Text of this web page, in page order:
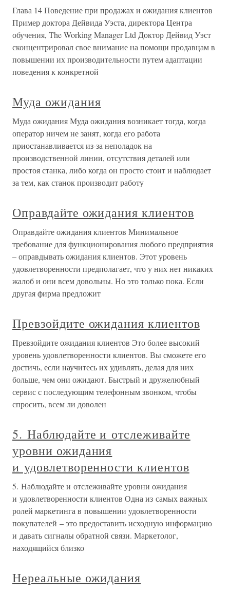
Глава 14 Поведение при продажах и ожидания клиентов
Пример доктора Дейвида Уэста, директора Центра
обучения, The Working Manager Ltd Доктор Дейвид Уэст
сконцентрировал свое внимание на помощи продавцам в
повышении их производительности путем адаптации
поведения к конкретной
Муда ожидания
Муда ожидания Муда ожидания возникает тогда, когда
оператор ничем не занят, когда его работа
приостанавливается из-за неполадок на
производственной линии, отсутствия деталей или
простоя станка, либо когда он просто стоит и наблюдает
за тем, как станок производит работу
Оправдайте ожидания клиентов
Оправдайте ожидания клиентов Минимальное
требование для функционирования любого предприятия
– оправдывать ожидания клиентов. Этот уровень
удовлетворенности предполагает, что у них нет никаких
жалоб и они всем довольны. Но это только пока. Если
другая фирма предложит
Превзойдите ожидания клиентов
Превзойдите ожидания клиентов Это более высокий
уровень удовлетворенности клиентов. Вы сможете его
достичь, если научитесь их удивлять, делая для них
больше, чем они ожидают. Быстрый и дружелюбный
сервис с последующим телефонным звонком, чтобы
спросить, всем ли доволен
5. Наблюдайте и отслеживайте
уровни ожидания
и удовлетворенности клиентов
5. Наблюдайте и отслеживайте уровни ожидания
и удовлетворенности клиентов Одна из самых важных
ролей маркетинга в повышении удовлетворенности
покупателей – это предоставить исходную информацию
и давать сигналы обратной связи. Маркетолог,
находящийся близко
Нереальные ожидания